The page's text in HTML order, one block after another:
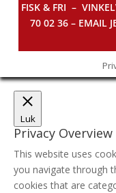
FISK & FRI –
70 02 36 – EMAIL
Luk
Privacy Overview
This website uses
you navigate through
cookies that are